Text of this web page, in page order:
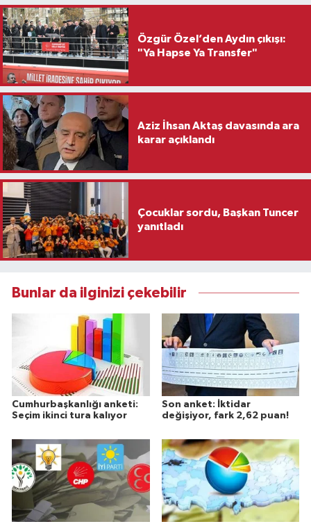
Özgür Özel’den Aydın çıkışı:
"Ya Hapse Ya Transfer"
Aziz İhsan Aktaş davasında ara
karar açıklandı
Çocuklar sordu, Başkan Tuncer
yanıtladı
Bunlar da ilginizi çekebilir
Cumhurbaşkanlığı anketi:
Seçim ikinci tura kalıyor
Son anket: İktidar
değişiyor, fark 2,62 puan!